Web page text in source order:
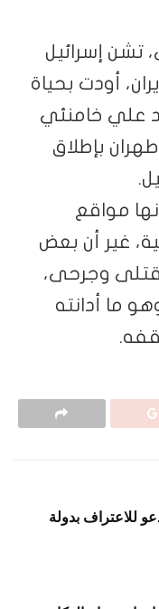
تشن إسرائيل
أودت بحياة
علي خامنئي
بإطلاق
مواقع
غير أن بعض
وجرحى،
ما أدانته
للاعتراف بدولة